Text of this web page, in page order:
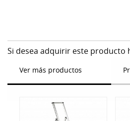
Si desea adquirir este producto
Ver más productos